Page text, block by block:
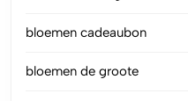
bloemen cadeaubon
bloemen de groote